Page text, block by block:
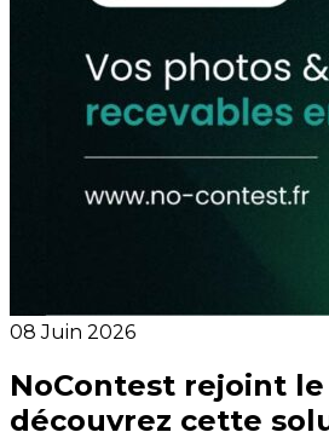
08 Juin 2026
NoContest rejoint le
découvrez cette